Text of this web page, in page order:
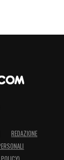
REDAZIONE